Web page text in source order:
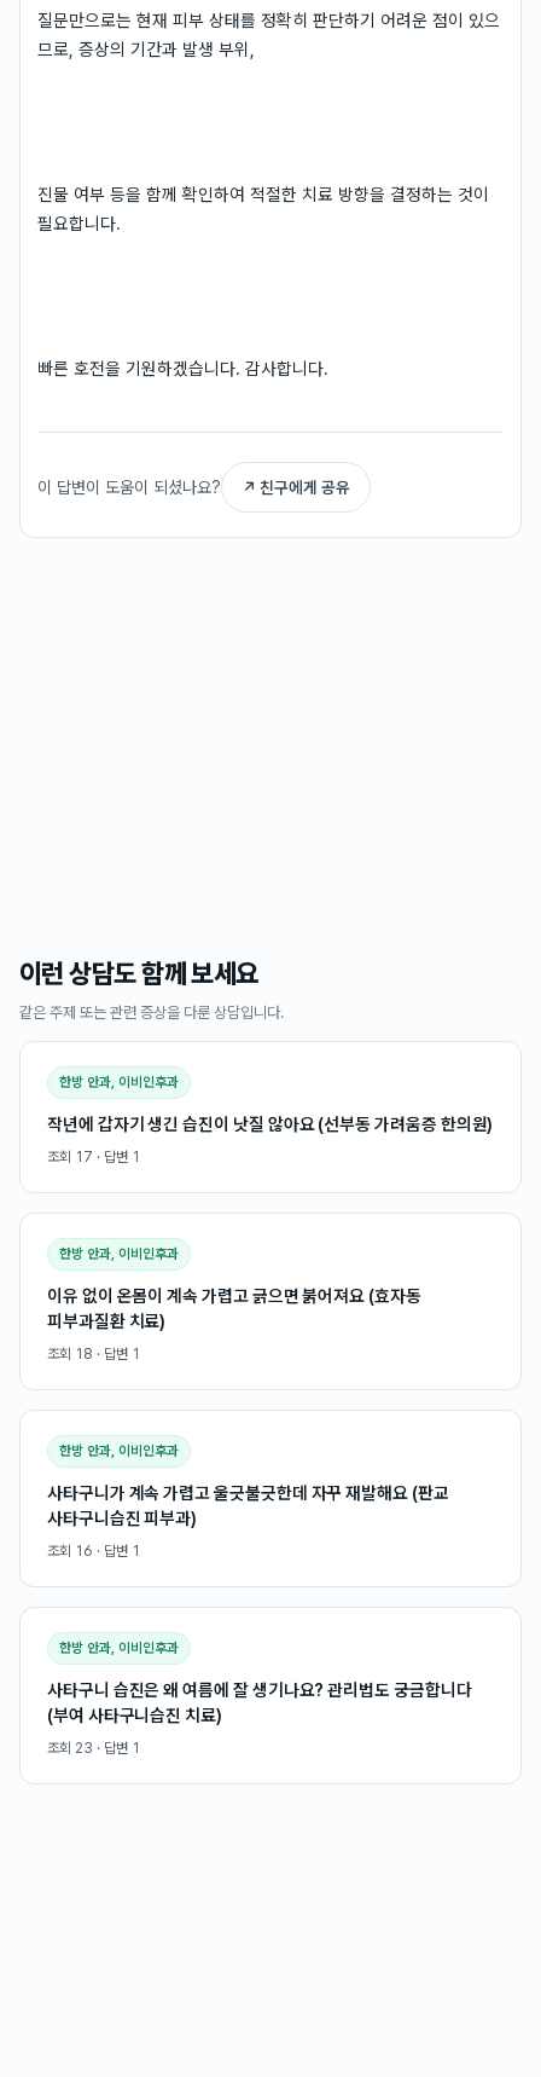
질문만으로는 현재 피부 상태를 정확히 판단하기 어려운 점이 있으
므로, 증상의 기간과 발생 부위,
진물 여부 등을 함께 확인하여 적절한 치료 방향을 결정하는 것이
필요합니다.
빠른 호전을 기원하겠습니다. 감사합니다.
이 답변이 도움이 되셨나요? ↗ 친구에게 공유
이런 상담도 함께 보세요
같은 주제 또는 관련 증상을 다룬 상담입니다.
한방 안과, 이비인후과
작년에 갑자기 생긴 습진이 낫질 않아요 (선부동 가려움증 한의원)
조회 17 · 답변 1
한방 안과, 이비인후과
이유 없이 온몸이 계속 가렵고 긁으면 붉어져요 (효자동
피부과질환 치료)
조회 18 · 답변 1
한방 안과, 이비인후과
사타구니가 계속 가렵고 울긋불긋한데 자꾸 재발해요 (판교
사타구니습진 피부과)
조회 16 · 답변 1
한방 안과, 이비인후과
사타구니 습진은 왜 여름에 잘 생기나요? 관리법도 궁금합니다
(부여 사타구니습진 치료)
조회 23 · 답변 1